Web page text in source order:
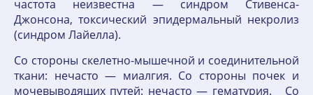
частота неизвестна — синдром Стивенса-
Джонсона, токсический эпидермальный некролиз
(синдром Лайелла).
Со стороны скелетно-мышечной и соединительной
ткани: нечасто — миалгия. Со стороны почек и
мочевыводящих путей: нечасто — гематурия. Со